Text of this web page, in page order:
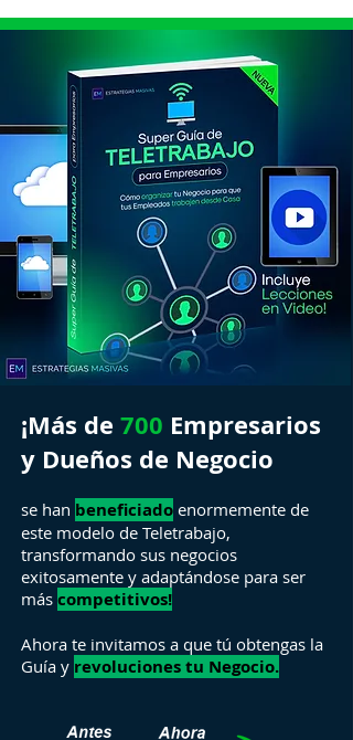
¡Más de 700 Empresarios
y Dueños de Negocio
se han beneficiado enormemente de
este modelo de Teletrabajo,
transformando sus negocios
exitosamente y adaptándose para ser
más competitivos!
Ahora te invitamos a que tú obtengas la
Guía y revoluciones tu Negocio.